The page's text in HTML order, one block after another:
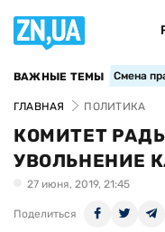
ВАЖНЫЕ ТЕМЫ Смена
ГЛАВНАЯ ПОЛИТИКА
КОМИТЕТ
УВОЛЬНЕНИЕ
27 июня, 2019, 21:45
Поделиться